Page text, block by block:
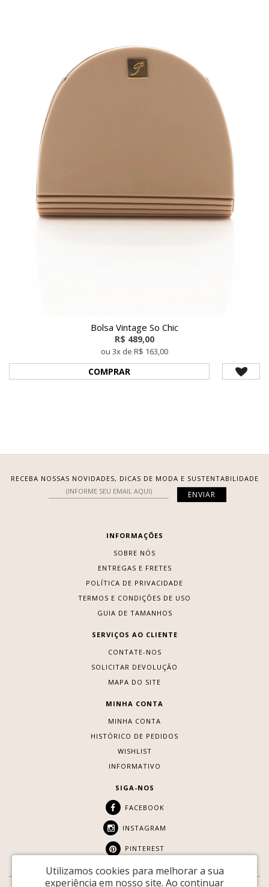
Bolsa Vintage So Chic
R$ 489,00
ou 3x de R$ 163,00
COMPRAR
RECEBA NOSSAS NOVIDADES, DICAS DE MODA E SUSTENTABILIDADE
INFORMAÇÕES
SOBRE NÓS
ENTREGAS E FRETES
POLÍTICA DE PRIVACIDADE
TERMOS E CONDIÇÕES DE USO
GUIA DE TAMANHOS
SERVIÇOS AO CLIENTE
CONTATE-NOS
SOLICITAR DEVOLUÇÃO
MAPA DO SITE
MINHA CONTA
MINHA CONTA
HISTÓRICO DE PEDIDOS
WISHLIST
INFORMATIVO
SIGA-NOS
FACEBOOK
INSTAGRAM
PINTEREST
Utilizamos cookies para melhorar a sua
experiência em nosso site. Ao continuar